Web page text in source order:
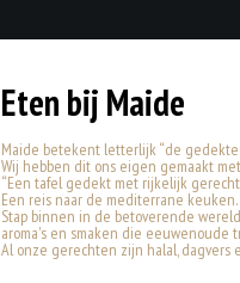
Eten bij Maide
Maide betekent letterlijk “de gedekte
Wij hebben dit ons eigen gemaakt
“Een tafel gedekt met rijkelijk
Een reis naar de mediterrane keuken.
Stap binnen in de betoverende
aroma's en smaken die eeuwenoude
Al onze gerechten zijn halal,